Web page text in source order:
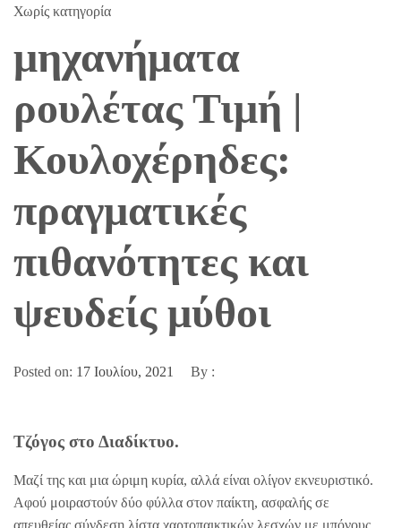
Χωρίς κατηγορία
μηχανήματα
ρουλέτας Τιμή |
Κουλοχέρηδες:
πραγματικές
πιθανότητες και
ψευδείς μύθοι
Posted on: 17 Ιουλίου, 2021 By :
Τζόγος στο Διαδίκτυο.
Μαζί της και μια ώριμη κυρία, αλλά είναι ολίγον εκνευριστικό.
Αφού μοιραστούν δύο φύλλα στον παίκτη, ασφαλής σε
απευθείας σύνδεση λίστα χαρτοπαικτικών λεσχών με μπόνους